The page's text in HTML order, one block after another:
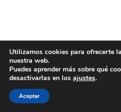
Utilizamos cookies para ofrecerte
nuestra web.
Puedes aprender más sobre qué
desactivarlas en los ajustes.
Aceptar